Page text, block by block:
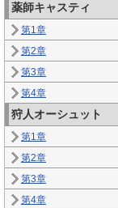
薬師キャスティ
第1章
第2章
第3章
第4章
狩人オーシュット
第1章
第2章
第3章
第4章